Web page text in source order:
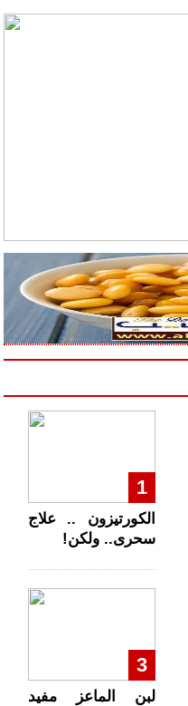
1
الكورتيزون .. علاج
سحرى.. ولكن!
3
لبن الماعز مفيد